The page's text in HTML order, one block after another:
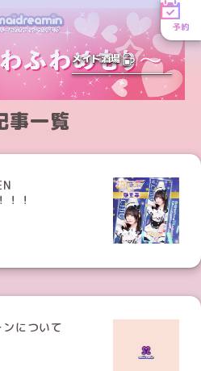
予約
メイド酒場
事一覧
！
について